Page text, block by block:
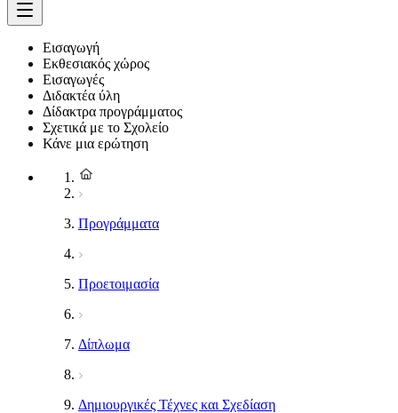
Εισαγωγή
Εκθεσιακός χώρος
Εισαγωγές
Διδακτέα ύλη
Δίδακτρα προγράμματος
Σχετικά με το Σχολείο
Κάνε μια ερώτηση
Προγράμματα
Προετοιμασία
Δίπλωμα
Δημιουργικές Τέχνες και Σχεδίαση